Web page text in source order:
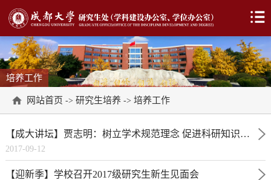
培养工作
网站首页 -> 研究生培养 -> 培养工作
【成大讲坛】贾志明：树立学术规范理念 促进科研知识创新
2017-09-12
【迎新季】学校召开2017级研究生新生见面会